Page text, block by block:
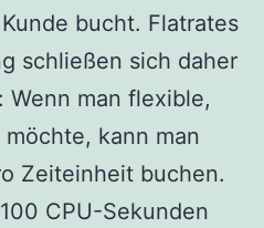
bucht. Flatrates
schließen sich daher
Wenn man flexible,
kann man
Zeiteinheit buchen.
CPU-Sekunden